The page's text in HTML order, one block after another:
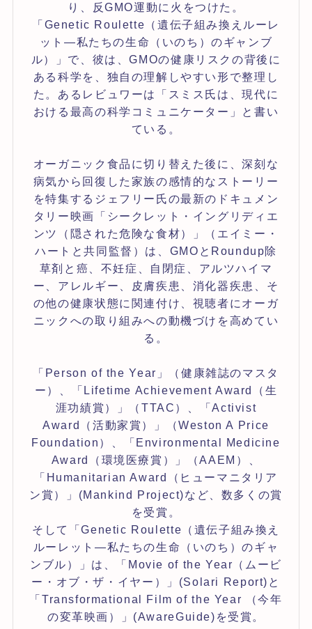
り、反GMO運動に火をつけた。
「Genetic Roulette（遺伝子組み換えルーレ
ット—私たちの生命（いのち）のギャンブ
ル）」で、彼は、GMOの健康リスクの背後に
ある科学を、独自の理解しやすい形で整理し
た。あるレビュワーは「スミス氏は、現代に
おける最高の科学コミュニケーター」と書い
ている。
オーガニック食品に切り替えた後に、深刻な
病気から回復した家族の感情的なストーリー
を特集するジェフリー氏の最新のドキュメン
タリー映画「シークレット・イングリディエ
ンツ（隠された危険な食材）」（エイミー・
ハートと共同監督）は、GMOとRoundup除
草剤と癌、不妊症、自閉症、アルツハイマ
ー、アレルギー、皮膚疾患、消化器疾患、そ
の他の健康状態に関連付け、視聴者にオーガ
ニックへの取り組みへの動機づけを高めてい
る。
「Person of the Year」（健康雑誌のマスタ
ー）、「Lifetime Achievement Award（生
涯功績賞）」（TTAC）、「Activist
Award（活動家賞）」（Weston A Price
Foundation）、「Environmental Medicine
Award（環境医療賞）」（AAEM）、
「Humanitarian Award（ヒューマニタリア
ン賞）」(Mankind Project)など、数多くの賞
を受賞。
そして「Genetic Roulette（遺伝子組み換え
ルーレット—私たちの生命（いのち）のギャ
ンブル）」は、「Movie of the Year（ムービ
ー・オブ・ザ・イヤー）」(Solari Report)と
「Transformational Film of the Year （今年
の変革映画）」(AwareGuide)を受賞。